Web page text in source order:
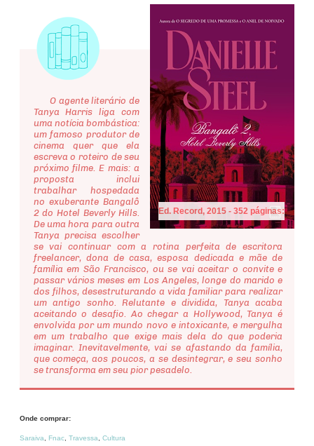
Ed. Record, 2015 - 352 páginas:
O agente literário de
Tanya Harris liga com
uma notícia bombástica:
um famoso produtor de
cinema quer que ela
escreva o roteiro de seu
próximo filme. E mais: a
proposta inclui
trabalhar hospedada
no exuberante Bangalô
2 do Hotel Beverly Hills.
De uma hora para outra
Tanya precisa escolher
se vai continuar com a rotina perfeita de escritora
freelancer, dona de casa, esposa dedicada e mãe de
família em São Francisco, ou se vai aceitar o convite e
passar vários meses em Los Angeles, longe do marido e
dos filhos, desestruturando a vida familiar para realizar
um antigo sonho. Relutante e dividida, Tanya acaba
aceitando o desafio. Ao chegar a Hollywood, Tanya é
envolvida por um mundo novo e intoxicante, e mergulha
em um trabalho que exige mais dela do que poderia
imaginar. Inevitavelmente, vai se afastando da família,
que começa, aos poucos, a se desintegrar, e seu sonho
se transforma em seu pior pesadelo.
Onde comprar:
Saraiva Fnac Travessa Cultura